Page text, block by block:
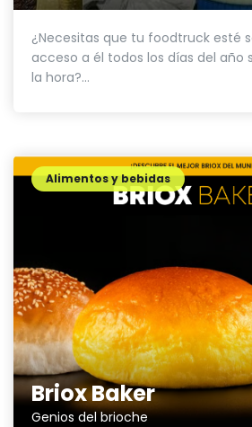
¿Necesitas que tu foodtruck esté
acceso a él todos los días del año
la hora?...
Briox Baker
Genios del brioche
Alimentos y bebidas